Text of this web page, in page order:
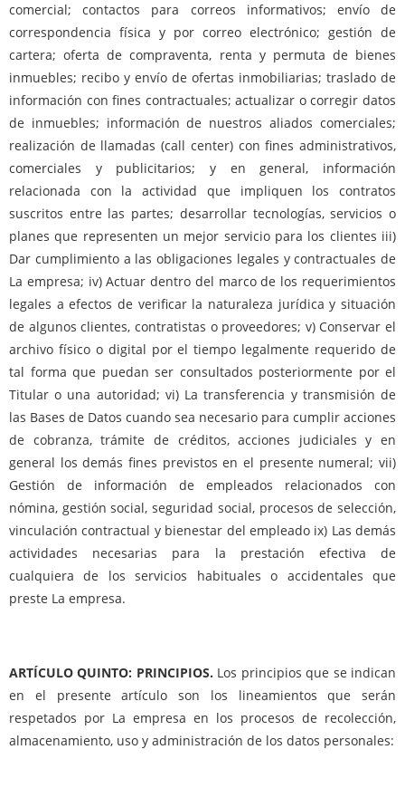
comercial; contactos para correos informativos; envío de
correspondencia física y por correo electrónico; gestión de
cartera; oferta de compraventa, renta y permuta de bienes
inmuebles; recibo y envío de ofertas inmobiliarias; traslado de
información con fines contractuales; actualizar o corregir datos
de inmuebles; información de nuestros aliados comerciales;
realización de llamadas (call center) con fines administrativos,
comerciales y publicitarios; y en general, información
relacionada con la actividad que impliquen los contratos
suscritos entre las partes; desarrollar tecnologías, servicios o
planes que representen un mejor servicio para los clientes iii)
Dar cumplimiento a las obligaciones legales y contractuales de
La empresa; iv) Actuar dentro del marco de los requerimientos
legales a efectos de verificar la naturaleza jurídica y situación
de algunos clientes, contratistas o proveedores; v) Conservar el
archivo físico o digital por el tiempo legalmente requerido de
tal forma que puedan ser consultados posteriormente por el
Titular o una autoridad; vi) La transferencia y transmisión de
las Bases de Datos cuando sea necesario para cumplir acciones
de cobranza, trámite de créditos, acciones judiciales y en
general los demás fines previstos en el presente numeral; vii)
Gestión de información de empleados relacionados con
nómina, gestión social, seguridad social, procesos de selección,
vinculación contractual y bienestar del empleado ix) Las demás
actividades necesarias para la prestación efectiva de
cualquiera de los servicios habituales o accidentales que
preste La empresa.
ARTÍCULO QUINTO: PRINCIPIOS. Los principios que se indican
en el presente artículo son los lineamientos que serán
respetados por La empresa en los procesos de recolección,
almacenamiento, uso y administración de los datos personales: